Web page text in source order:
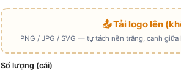
📤 Tải logo lên
PNG / JPG / SVG — tự tách nền trắng, canh
Số lượng (cái)